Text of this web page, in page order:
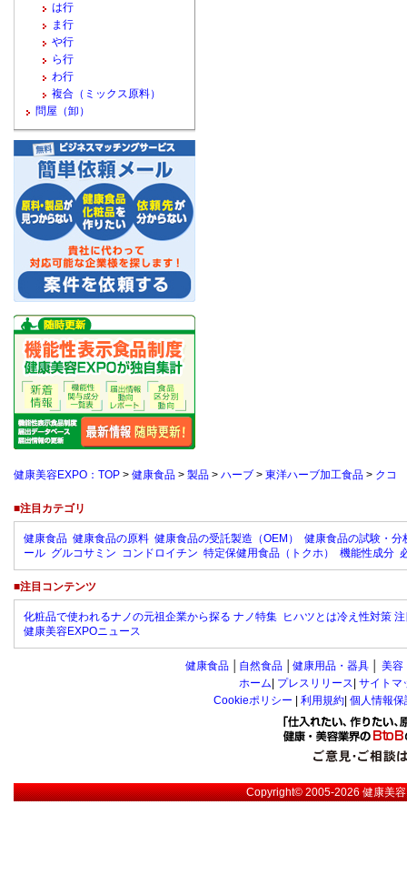
は行
ま行
や行
ら行
わ行
複合（ミックス原料）
問屋（卸）
健康美容EXPO：TOP > 健康食品 > 製品 > ハーブ > 東洋ハーブ加工食品 > クコ
■注目カテゴリ
健康食品 健康食品の原料 健康食品の受託製造（OEM）
健康食品の試験・分
ール グルコサミン コンドロイチン 特定保健用食品（トクホ） 機能性成分
■注目コンテンツ
化粧品で使われるナノの元祖企業から探る ナノ特集 ヒハツとは冷え性対策
健康美容EXPOニュース
健康食品 自然食品 健康用品・器具 美容
ホーム プレスリリース サイトマ
Cookieポリシー
利用規約 個人情報
Copyright© 2005-2026健康美